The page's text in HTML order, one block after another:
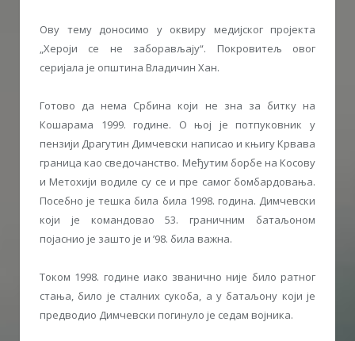
Ову тему доносимо у оквиру медијског пројекта
„Хероји се не заборављају“. Покровитељ овог
серијала је општина Владичин Хан.
Готово да нема Србина који не зна за битку на
Кошарама 1999. године. О њој је потпуковник у
пензији Драгутин Димчевски написао и књигу Крвава
граница као сведочанство. Међутим борбе на Косову
и Метохији водиле су се и пре самог бомбардовања.
Посебно је тешка била била 1998. година. Димчевски
који је командовао 53. граничним батаљоном
појаснио је зашто је и ’98. била важна.
Током 1998. године иако званично није било ратног
стања, било је сталних сукоба, а у батаљону који је
предводио Димчевски погинуло је седам војника.